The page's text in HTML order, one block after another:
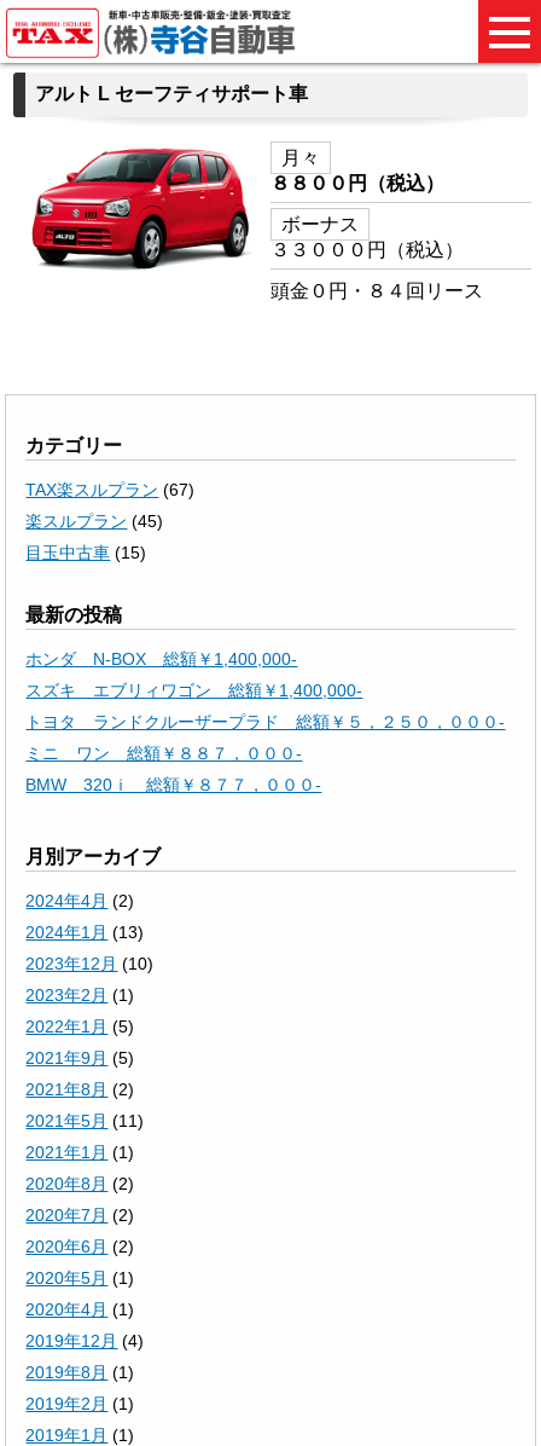
アルト L セーフティサポート車
月々
８８００円（税込）
ボーナス
３３０００円（税込）
頭金０円・８４回リース
カテゴリー
TAX楽スルプラン (67)
楽スルプラン (45)
目玉中古車 (15)
最新の投稿
ホンダ N-BOX 総額￥1,400,000-
スズキ エブリィワゴン 総額￥1,400,000-
トヨタ ランドクルーザープラド 総額￥５，２５０，０００-
ミニ ワン 総額￥８８７，０００-
BMW 320ｉ 総額￥８７７，０００-
月別アーカイブ
2024年4月 (2)
2024年1月 (13)
2023年12月 (10)
2023年2月 (1)
2022年1月 (5)
2021年9月 (5)
2021年8月 (2)
2021年5月 (11)
2021年1月 (1)
2020年8月 (2)
2020年7月 (2)
2020年6月 (2)
2020年5月 (1)
2020年4月 (1)
2019年12月 (4)
2019年8月 (1)
2019年2月 (1)
2019年1月 (1)